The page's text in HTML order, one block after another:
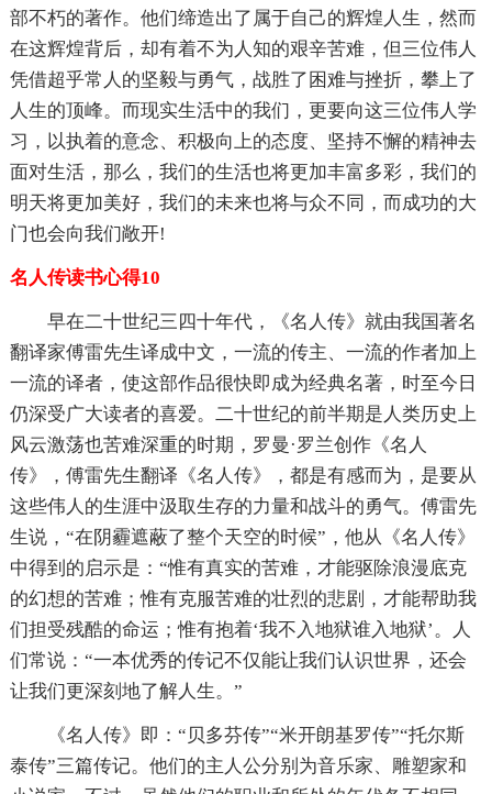
部不朽的著作。他们缔造出了属于自己的辉煌人生，然而
在这辉煌背后，却有着不为人知的艰辛苦难，但三位伟人
凭借超乎常人的坚毅与勇气，战胜了困难与挫折，攀上了
人生的顶峰。而现实生活中的我们，更要向这三位伟人学
习，以执着的意念、积极向上的态度、坚持不懈的精神去
面对生活，那么，我们的生活也将更加丰富多彩，我们的
明天将更加美好，我们的未来也将与众不同，而成功的大
门也会向我们敞开!
名人传读书心得10
早在二十世纪三四十年代，《名人传》就由我国著名
翻译家傅雷先生译成中文，一流的传主、一流的作者加上
一流的译者，使这部作品很快即成为经典名著，时至今日
仍深受广大读者的喜爱。二十世纪的前半期是人类历史上
风云激荡也苦难深重的时期，罗曼·罗兰创作《名人
传》，傅雷先生翻译《名人传》，都是有感而为，是要从
这些伟人的生涯中汲取生存的力量和战斗的勇气。傅雷先
生说，“在阴霾遮蔽了整个天空的时候”，他从《名人传》
中得到的启示是：“惟有真实的苦难，才能驱除浪漫底克
的幻想的苦难；惟有克服苦难的壮烈的悲剧，才能帮助我
们担受残酷的命运；惟有抱着‘我不入地狱谁入地狱’。人
们常说：“一本优秀的传记不仅能让我们认识世界，还会
让我们更深刻地了解人生。”
《名人传》即：“贝多芬传”“米开朗基罗传”“托尔斯
泰传”三篇传记。他们的主人公分别为音乐家、雕塑家和